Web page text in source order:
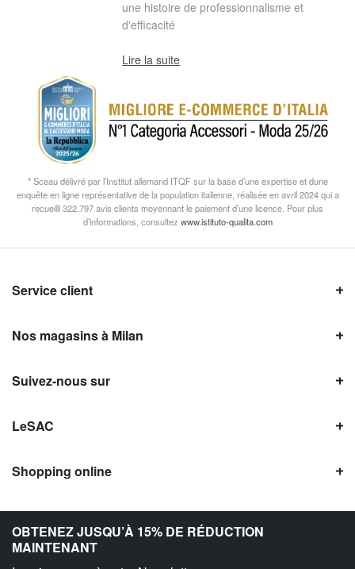
OBTENEZ JUSQU’À 15% DE RÉDUCTION
MAINTENANT
une histoire de professionnalisme et
d'efficacité
Lire la suite
* Sceau délivré par l’Institut allemand ITQF sur la base d’une expertise et dune
enquête en ligne représentative de la population italienne, réalisée en avril 2024 qui a
recueilli 322.797 avis clients moyennant le paiement d’une licence. Pour plus
d’informations, consultez www.istituto-qualita.com
Service client
Nos magasins à Milan
Suivez-nous sur
LeSAC
Shopping online
Avis LeSAC